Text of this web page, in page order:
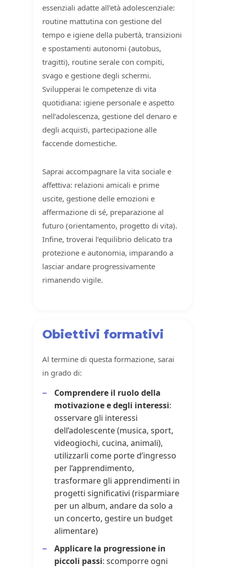
essenziali adatte all’età adolescenziale:
routine mattutina con gestione del
tempo e igiene della pubertà, transizioni
e spostamenti autonomi (autobus,
tragitti), routine serale con compiti,
svago e gestione degli schermi.
Svilupperai le competenze di vita
quotidiana: igiene personale e aspetto
nell’adolescenza, gestione del denaro e
degli acquisti, partecipazione alle
faccende domestiche.
Saprai accompagnare la vita sociale e
affettiva: relazioni amicali e prime
uscite, gestione delle emozioni e
affermazione di sé, preparazione al
futuro (orientamento, progetto di vita).
Infine, troverai l’equilibrio delicato tra
protezione e autonomia, imparando a
lasciar andare progressivamente
rimanendo vigile.
Obiettivi formativi
Al termine di questa formazione, sarai
in grado di:
Comprendere il ruolo della
motivazione e degli interessi:
osservare gli interessi
dell’adolescente (musica, sport,
videogiochi, cucina, animali),
utilizzarli come porte d’ingresso
per l’apprendimento,
trasformare gli apprendimenti in
progetti significativi (risparmiare
per un album, andare da solo a
un concerto, gestire un budget
alimentare)
Applicare la progressione in
piccoli passi: scomporre ogni